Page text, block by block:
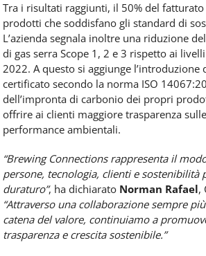
Tra i risultati raggiunti, il 50% del
prodotti che soddisfano gli standard di
L’azienda segnala inoltre una riduzione
di gas serra Scope 1, 2 e 3 rispetto ai
2022. A questo si aggiunge
certificato secondo la norma ISO
dell’impronta di carbonio dei propri
offrire ai clienti maggiore trasparenza
performance ambientali.
“Brewing Connections rappresenta il
persone, tecnologia, clienti e sostenibilità
duraturo”, ha dichiarato Norman Rafael,
“Attraverso una collaborazione sempre
catena del valore, continuiamo a
trasparenza e crescita sostenibile.”